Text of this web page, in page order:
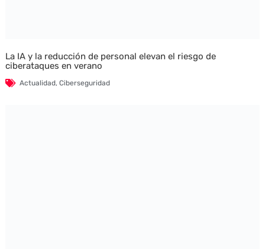
La IA y la reducción de personal elevan el riesgo de
ciberataques en verano
Actualidad, Ciberseguridad